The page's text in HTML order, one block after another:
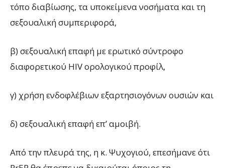
τόπο διαβίωσης, τα υποκείμενα νοσήματα και τη
σεξουαλική συμπεριφορά,
β) σεξουαλική επαφή με ερωτικό σύντροφο
διαφορετικού ΗIV ορολογικού προφίλ,
γ) χρήση ενδοφλέβιων εξαρτησιογόνων ουσιών και
δ) σεξουαλική επαφή επ’ αμοιβή.
Από την πλευρά της, η κ. Ψυχογιού, επεσήμανε ότι